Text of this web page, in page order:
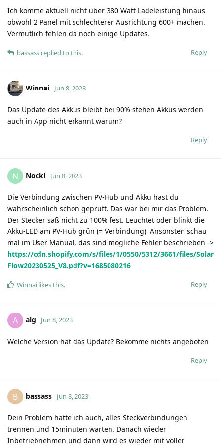
Ich komme aktuell nicht über 380 Watt Ladeleistung hinaus
obwohl 2 Panel mit schlechterer Ausrichtung 600+ machen.
Vermutlich fehlen da noch einige Updates.
Reply
bassass replied to this.
Winnai Jun 8, 2023
Das Update des Akkus bleibt bei 90% stehen Akkus werden
auch in App nicht erkannt warum?
Reply
N Nockl Jun 8, 2023
Die Verbindung zwischen PV-Hub und Akku hast du
wahrscheinlich schon geprüft. Das war bei mir das Problem.
Der Stecker saß nicht zu 100% fest. Leuchtet oder blinkt die
Akku-LED am PV-Hub grün (= Verbindung). Ansonsten schau
mal im User Manual, das sind mögliche Fehler beschrieben ->
https://cdn.shopify.com/s/files/1/0550/5312/3661/files/Solar
Flow20230525_V8.pdf?v=1685080216
Reply
Winnai likes this.
A alg Jun 8, 2023
Welche Version hat das Update? Bekomme nichts angeboten
Reply
B bassass Jun 8, 2023
Dein Problem hatte ich auch, alles Steckverbindungen
trennen und 15minuten warten. Danach wieder
Inbetriebnehmen und dann wird es wieder mit voller